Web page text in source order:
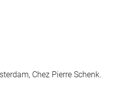
Chez Pierre Schenk.